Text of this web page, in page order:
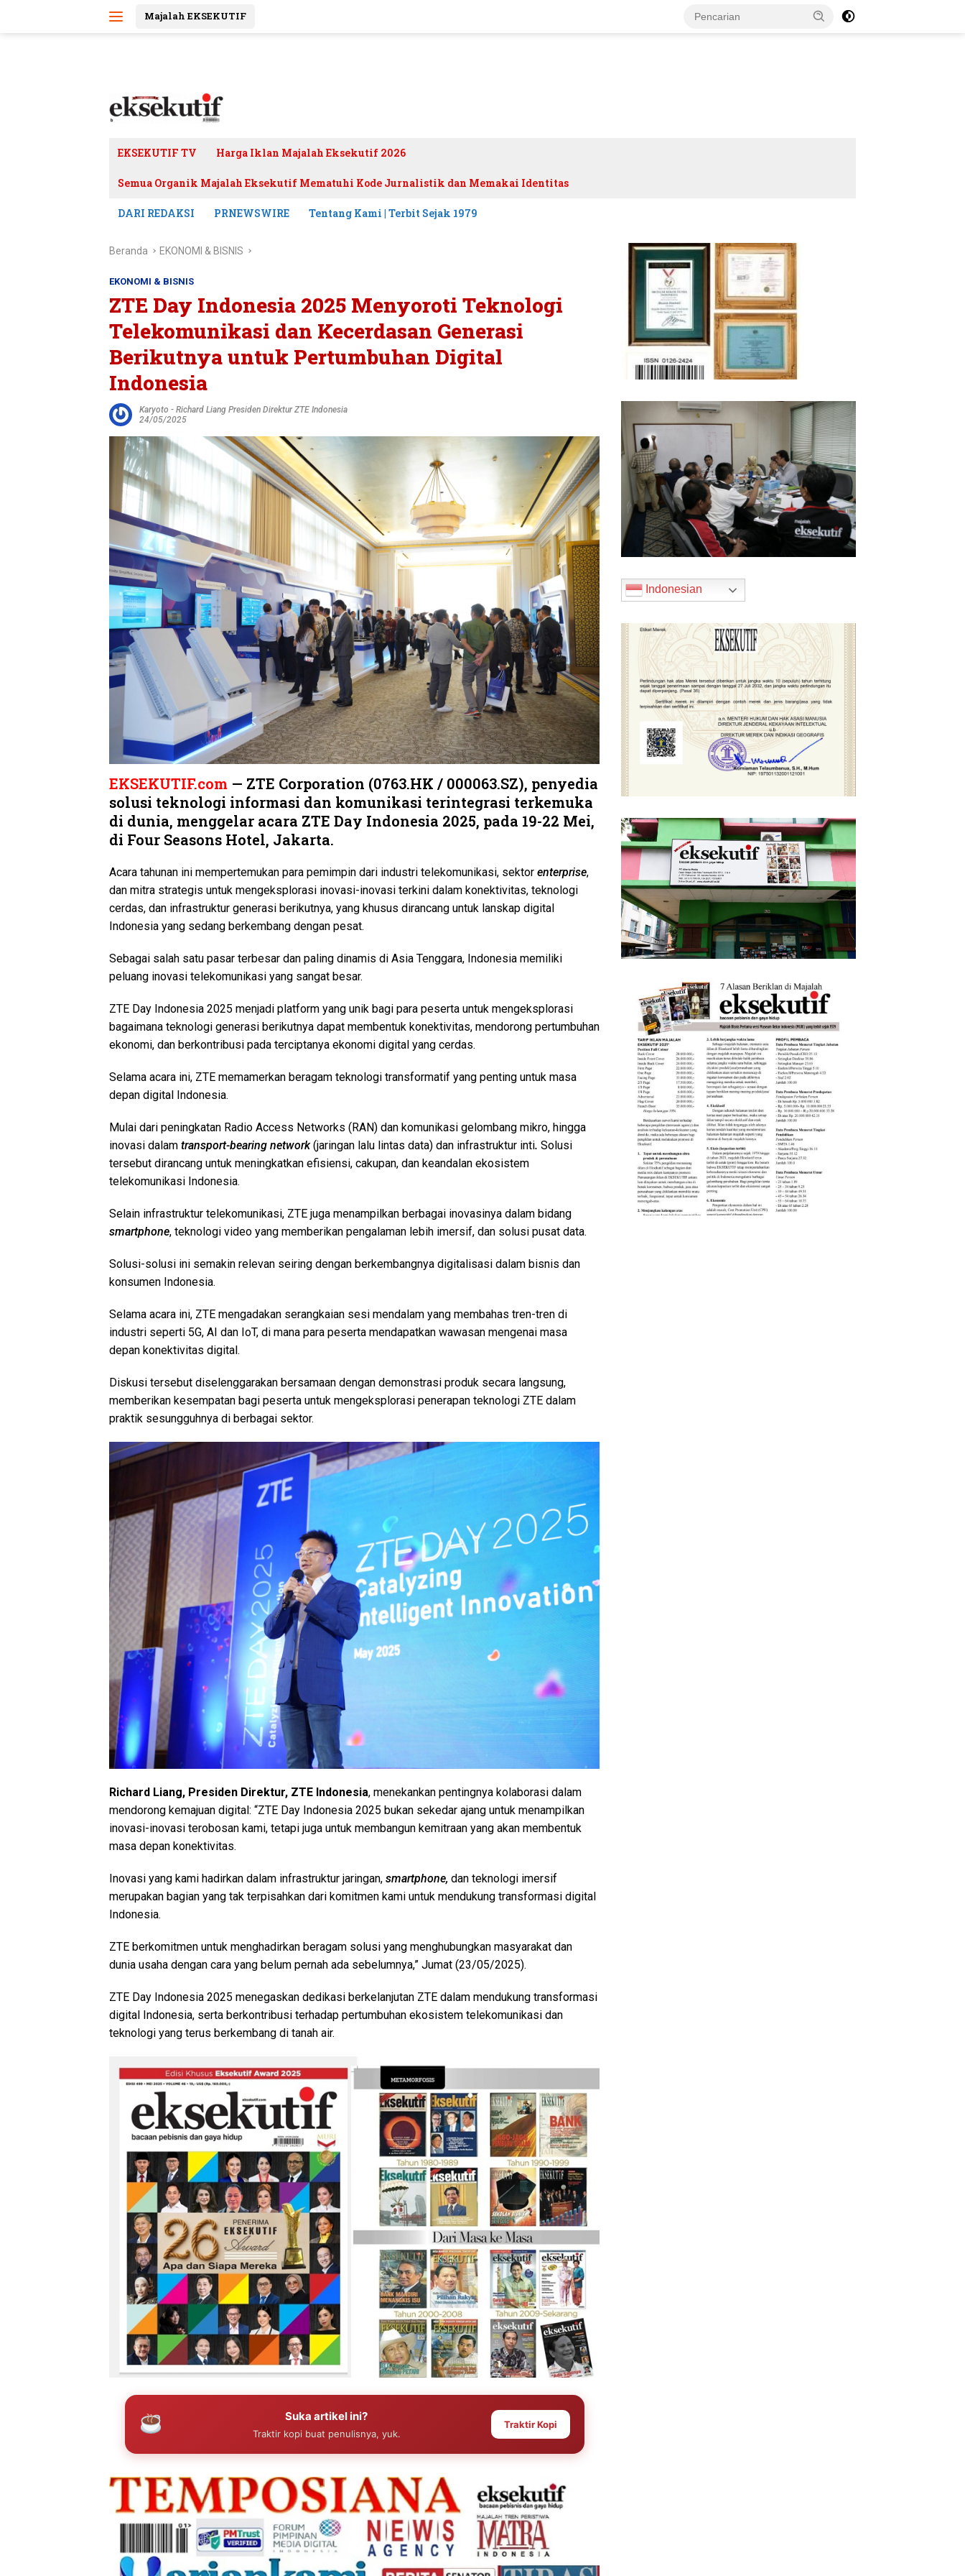
Majalah EKSEKUTIF
EKSEKUTIF TV Harga Iklan Majalah Eksekutif 2026
Semua Organik Majalah Eksekutif Mematuhi Kode Jurnalistik dan Memakai Identitas
DARI REDAKSI PRNEWSWIRE Tentang Kami | Terbit Sejak 1979
Beranda EKONOMI & BISNIS
EKONOMI & BISNIS
ZTE Day Indonesia 2025 Menyoroti Teknologi
Telekomunikasi dan Kecerdasan Generasi
Berikutnya untuk Pertumbuhan Digital
Indonesia
Karyoto - Richard Liang Presiden Direktur ZTE Indonesia
24/05/2025
EKSEKUTIF.com — ZTE Corporation (0763.HK / 000063.SZ), penyedia
solusi teknologi informasi dan komunikasi terintegrasi terkemuka
di dunia, menggelar acara ZTE Day Indonesia 2025, pada 19-22 Mei,
di Four Seasons Hotel, Jakarta.
Acara tahunan ini mempertemukan para pemimpin dari industri telekomunikasi, sektor enterprise,
dan mitra strategis untuk mengeksplorasi inovasi-inovasi terkini dalam konektivitas, teknologi
cerdas, dan infrastruktur generasi berikutnya, yang khusus dirancang untuk lanskap digital
Indonesia yang sedang berkembang dengan pesat.
Sebagai salah satu pasar terbesar dan paling dinamis di Asia Tenggara, Indonesia memiliki
peluang inovasi telekomunikasi yang sangat besar.
ZTE Day Indonesia 2025 menjadi platform yang unik bagi para peserta untuk mengeksplorasi
bagaimana teknologi generasi berikutnya dapat membentuk konektivitas, mendorong pertumbuhan
ekonomi, dan berkontribusi pada terciptanya ekonomi digital yang cerdas.
Selama acara ini, ZTE memamerkan beragam teknologi transformatif yang penting untuk masa
depan digital Indonesia.
Mulai dari peningkatan Radio Access Networks (RAN) dan komunikasi gelombang mikro, hingga
inovasi dalam transport-bearing network(jaringan lalu lintas data) dan infrastruktur inti. Solusi
tersebut dirancang untuk meningkatkan efisiensi, cakupan, dan keandalan ekosistem
telekomunikasi Indonesia.
Selain infrastruktur telekomunikasi, ZTE juga menampilkan berbagai inovasinya dalam bidang
smartphone, teknologi video yang memberikan pengalaman lebih imersif, dan solusi pusat data.
Solusi-solusi ini semakin relevan seiring dengan berkembangnya digitalisasi dalam bisnis dan
konsumen Indonesia.
Selama acara ini, ZTE mengadakan serangkaian sesi mendalam yang membahas tren-tren di
industri seperti 5G, AI dan IoT, di mana para peserta mendapatkan wawasan mengenai masa
depan konektivitas digital.
Diskusi tersebut diselenggarakan bersamaan dengan demonstrasi produk secara langsung,
memberikan kesempatan bagi peserta untuk mengeksplorasi penerapan teknologi ZTE dalam
praktik sesungguhnya di berbagai sektor.
Richard Liang, Presiden Direktur, ZTE Indonesia, menekankan pentingnya kolaborasi dalam
mendorong kemajuan digital: “ZTE Day Indonesia 2025 bukan sekedar ajang untuk menampilkan
inovasi-inovasi terobosan kami, tetapi juga untuk membangun kemitraan yang akan membentuk
masa depan konektivitas.
Inovasi yang kami hadirkan dalam infrastruktur jaringan, smartphone, dan teknologi imersif
merupakan bagian yang tak terpisahkan dari komitmen kami untuk mendukung transformasi digital
Indonesia.
ZTE berkomitmen untuk menghadirkan beragam solusi yang menghubungkan masyarakat dan
dunia usaha dengan cara yang belum pernah ada sebelumnya,” Jumat (23/05/2025).
ZTE Day Indonesia 2025 menegaskan dedikasi berkelanjutan ZTE dalam mendukung transformasi
digital Indonesia, serta berkontribusi terhadap pertumbuhan ekosistem telekomunikasi dan
teknologi yang terus berkembang di tanah air.
Suka artikel ini?
Traktir kopi buat penulisnya, yuk.
Traktir Kopi
Indonesian